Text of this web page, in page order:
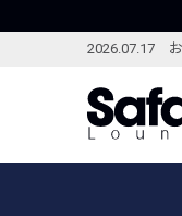
2026.07.17